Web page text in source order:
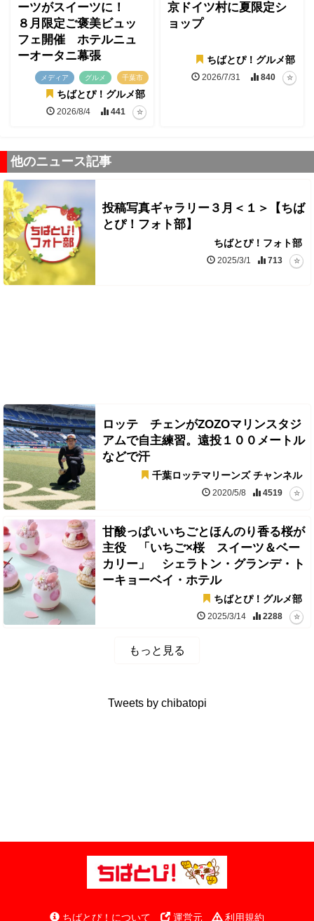
ーツがスイーツに！
８月限定ご褒美ビュッ
フェ開催 ホテルニュ
ーオータニ幕張
メディア グルメ 千葉市
ちばとぴ！グルメ部
2026/8/4 441
京ドイツ村に夏限定シ
ョップ
ちばとぴ！グルメ部
2026/7/31 840
他のニュース記事
投稿写真ギャラリー３月＜１＞【ちば
とぴ！フォト部】
ちばとぴ！フォト部
2025/3/1 713
ロッテ チェンがZOZOマリンスタジ
アムで自主練習。遠投１００メートル
などで汗
千葉ロッテマリーンズ チャンネル
2020/5/8 4519
甘酸っぱいいちごとほんのり香る桜が
主役 「いちご×桜 スイーツ＆ベー
カリー」 シェラトン・グランデ・ト
ーキョーベイ・ホテル
ちばとぴ！グルメ部
2025/3/14 2288
もっと見る
Tweets by chibatopi
ちばとぴ！について 運営元 利用規約